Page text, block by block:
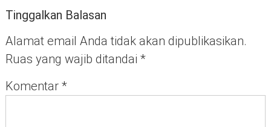
Tinggalkan Balasan
Alamat email Anda tidak akan dipublikasikan.
Ruas yang wajib ditandai *
Komentar *